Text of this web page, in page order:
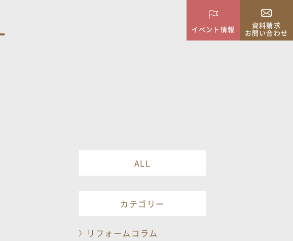
イベント情報 資料請求
お問い合わせ
ALL
カテゴリー
リフォームコラム